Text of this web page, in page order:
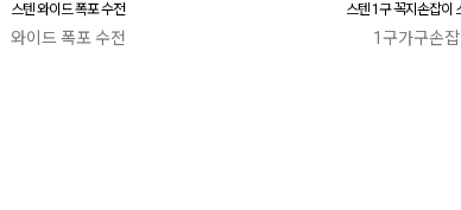
스텐 와이드 폭포 수전
와이드 폭포 수전
스텐 1구 꼭지손잡이
1구가구손잡